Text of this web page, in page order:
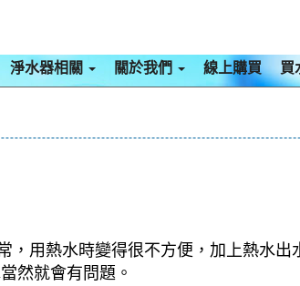
淨水器相關 關於我們 線上購買 買
用熱水時變得很不方便，加上熱水出
然就會有問題。